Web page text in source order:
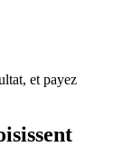
et payez